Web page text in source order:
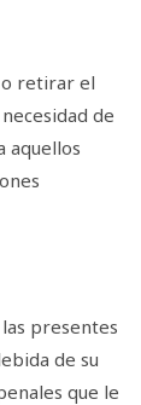
o retirar el
de
aquellos
presentes
de su
que le